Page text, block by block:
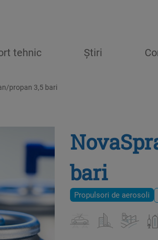
tehnic Știri
propan 3,5 bari
bari
Propulsori de aerosoli